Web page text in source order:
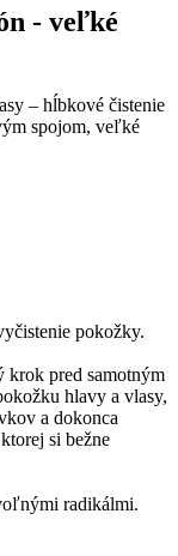
- veľké
– hĺbkové čistenie
spojom, veľké
pokožky.
krok pred samotným
hlavy a vlasy,
a dokonca
si bežne
radikálmi.